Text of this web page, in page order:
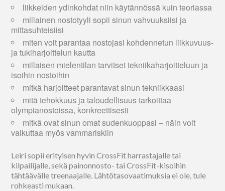
liikkeiden ydinkohdat niin käytännössä kuin teoriassa
millainen nostotyyli sopii sinun vahvuuksiisi ja
mittasuhteisiisi
miten voit parantaa nostojasi kohdennetun liikkuvuus-
ja tukiharjoittelun kautta
millaisen mielentilan tarvitset tekniikaharjoitteluun ja
isoihin nostoihin
mitkä harjoitteet parantavat sinun tekniikkaasi
mitä tehokkuus ja taloudellisuus tarkoittaa
olympianostoissa, konkreettisesti
mitkä ovat sinun omat sudenkuoppasi – näin voit
vaikuttaa myös vammariskiin
Leiri sopii erityisen hyvin CrossFit harrastajalle tai
kilpailijalle, sekä painonnosto- tai CrossFit-kisoihin
tähtäävälle treenaajalle. Lähtötasovaatimuksia ei ole, tule
rohkeasti mukaan.